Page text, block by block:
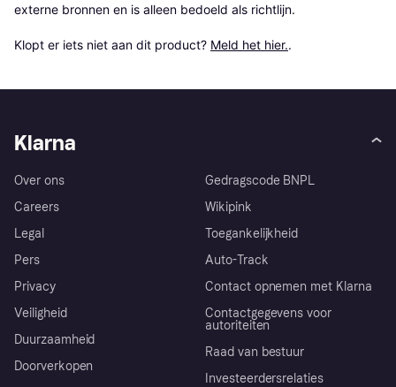
externe bronnen en is alleen bedoeld als richtlijn.
Klopt er iets niet aan dit product? Meld het hier..
Klarna
Over ons
Careers
Legal
Pers
Privacy
Veiligheid
Duurzaamheid
Doorverkopen
Gedragscode BNPL
Wikipink
Toegankelijkheid
Auto-Track
Contact opnemen met Klarna
Contactgegevens voor
autoriteiten
Raad van bestuur
Investeerdersrelaties